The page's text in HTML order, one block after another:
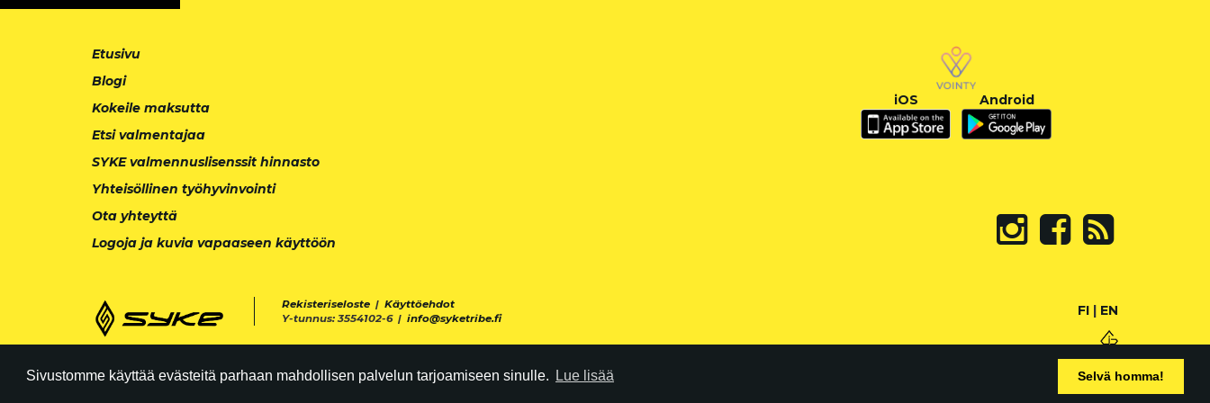
Sivustomme käyttää evästeitä parhaan mahdollisen palvelun tarjoamiseen sinulle. Lue lisää Selvä homma!
Etusivu
Blogi
Kokeile maksutta
Etsi valmentajaa
SYKE valmennuslisenssit hinnasto
Yhteisöllinen työhyvinvointi
Ota yhteyttä
Logoja ja kuvia vapaaseen käyttöön
Rekisteriseloste | Käyttöehdot
Y-tunnus: 3554102-6 | info@syketribe.fi
iOS Android
FI | EN